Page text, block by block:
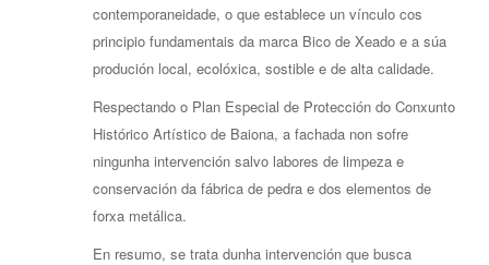
contemporaneidade, o que establece un vínculo cos
principio fundamentais da marca Bico de Xeado e a súa
produción local, ecolóxica, sostible e de alta calidade.
Respectando o Plan Especial de Protección do Conxunto
Histórico Artístico de Baiona, a fachada non sofre
ningunha intervención salvo labores de limpeza e
conservación da fábrica de pedra e dos elementos de
forxa metálica.
En resumo, se trata dunha intervención que busca